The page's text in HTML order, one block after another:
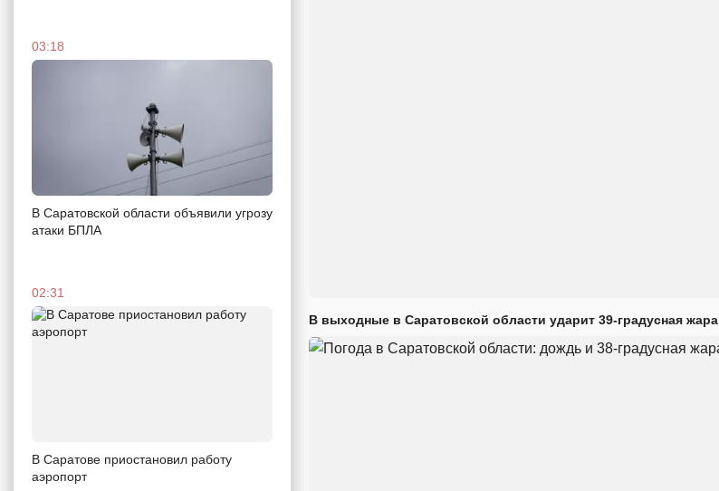
03:18
В Саратовской области объявили угрозу
атаки БПЛА
02:31
В Саратове приостановил работу
аэропорт
В выходные в Саратовской области ударит 39-градусная жара